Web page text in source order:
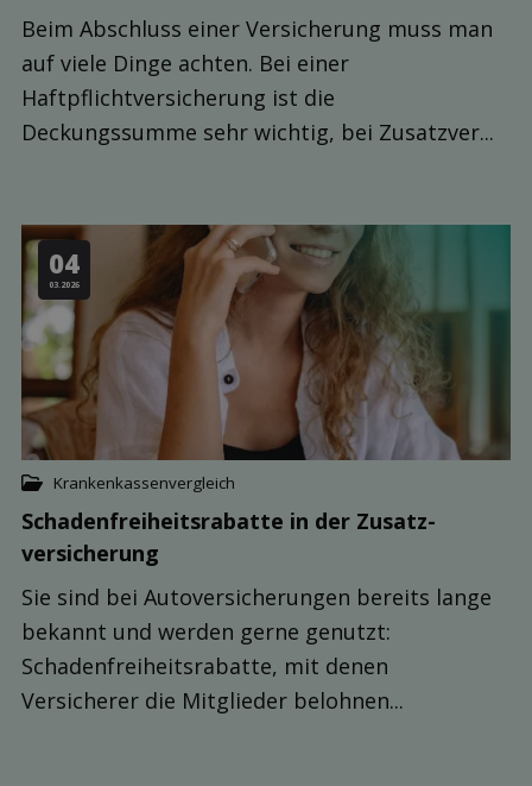
Beim Abschluss einer Versicherung muss man
auf viele Dinge achten. Bei einer
Haftpflichtversicherung ist die
Deckungssumme sehr wichtig, bei Zusatzver...
04
03.2026
Krankenkassenvergleich
Schaden­freiheits­rabatte in der Zusatz­
versicherung
Sie sind bei Autoversicherungen bereits lange
bekannt und werden gerne genutzt:
Schadenfreiheitsrabatte, mit denen
Versicherer die Mitglieder belohnen...